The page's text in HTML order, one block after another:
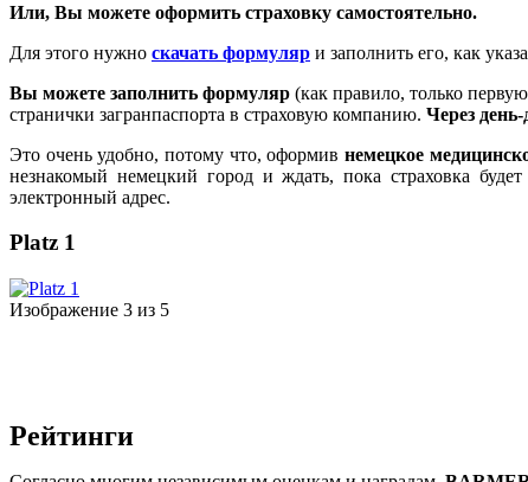
Или, Вы можете оформить страховку самостоятельно.
Для этого нужно скачать формуляр и заполнить его, как
Вы можете заполнить формуляр (как правило, только
странички загранпаспорта в страховую компанию. Через
Это очень удобно, потому что, оформивнемецкое
незнакомый немецкий город и ждать, пока страховка
электронный адрес.
Platz 1
Изображение 3 из 5
Рейтинги